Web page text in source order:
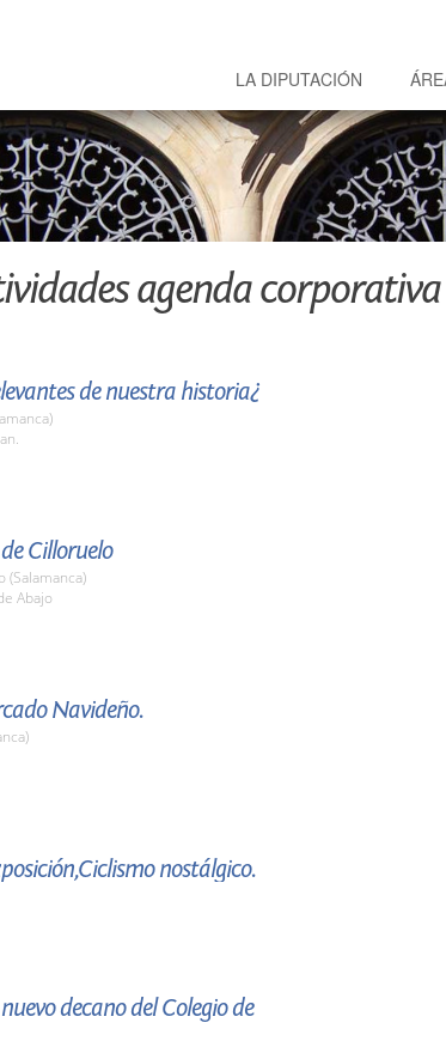
LA DIPUTACIÓN
agenda corporativa
de nuestra historia¿
Cilloruelo
(Salamanca)
Abajo
Navideño.
nostálgico.
decano del Colegio de